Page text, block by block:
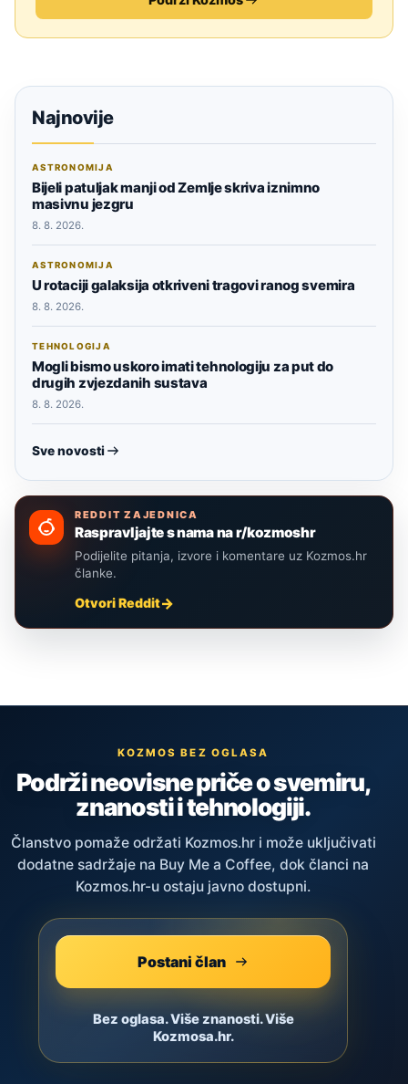
Najnovije
ASTRONOMIJA
Bijeli patuljak manji od Zemlje skriva iznimno
masivnu jezgru
8. 8. 2026.
ASTRONOMIJA
U rotaciji galaksija otkriveni tragovi ranog svemira
8. 8. 2026.
TEHNOLOGIJA
Mogli bismo uskoro imati tehnologiju za put do
drugih zvjezdanih sustava
8. 8. 2026.
Sve novosti
REDDIT ZAJEDNICA
Raspravljajte s nama na r/kozmoshr
Podijelite pitanja, izvore i komentare uz Kozmos.hr
članke.
Otvori Reddit
KOZMOS BEZ OGLASA
Podrži neovisne priče o svemiru,
znanosti i tehnologiji.
Članstvo pomaže održati Kozmos.hr i može uključivati
dodatne sadržaje na Buy Me a Coffee, dok članci na
Kozmos.hr-u ostaju javno dostupni.
Postani član
Bez oglasa. Više znanosti. Više
Kozmosa.hr.